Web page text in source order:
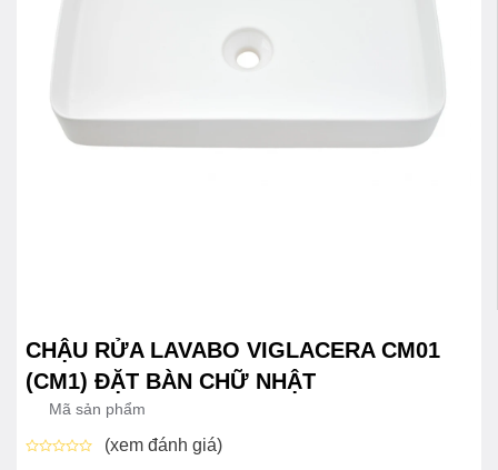
CHẬU RỬA LAVABO VIGLACERA CM01
(CM1) ĐẶT BÀN CHỮ NHẬT
Mã sản phẩm
(xem đánh giá)